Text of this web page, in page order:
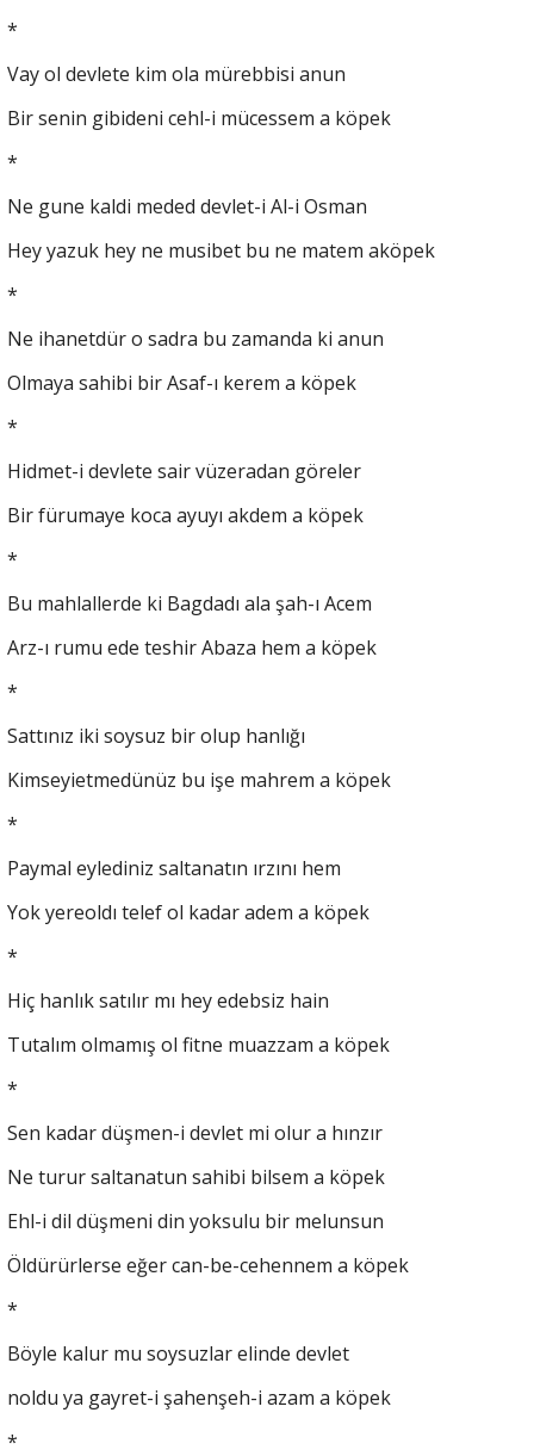
*
Vay ol devlete kim ola mürebbisi anun
Bir senin gibideni cehl-i mücessem a köpek
*
Ne gune kaldi meded devlet-i Al-i Osman
Hey yazuk hey ne musibet bu ne matem aköpek
*
Ne ihanetdür o sadra bu zamanda ki anun
Olmaya sahibi bir Asaf-ı kerem a köpek
*
Hidmet-i devlete sair vüzeradan göreler
Bir fürumaye koca ayuyı akdem a köpek
*
Bu mahlallerde ki Bagdadı ala şah-ı Acem
Arz-ı rumu ede teshir Abaza hem a köpek
*
Sattınız iki soysuz bir olup hanlığı
Kimseyietmedünüz bu işe mahrem a köpek
*
Paymal eylediniz saltanatın ırzını hem
Yok yereoldı telef ol kadar adem a köpek
*
Hiç hanlık satılır mı hey edebsiz hain
Tutalım olmamış ol fitne muazzam a köpek
*
Sen kadar düşmen-i devlet mi olur a hınzır
Ne turur saltanatun sahibi bilsem a köpek
Ehl-i dil düşmeni din yoksulu bir melunsun
Öldürürlerse eğer can-be-cehennem a köpek
*
Böyle kalur mu soysuzlar elinde devlet
noldu ya gayret-i şahenşeh-i azam a köpek
*